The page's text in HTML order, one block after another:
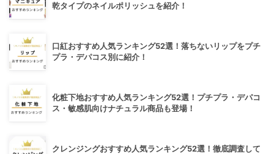
乾タイプのネイルポリッシュを紹介！
口紅おすすめ人気ランキング52選！落ちないリップをプチ
プラ・デパコス別に紹介！
化粧下地おすすめ人気ランキング52選！プチプラ・デパコ
ス・敏感肌向けナチュラル商品も登場！
クレンジングおすすめ人気ランキング52選！徹底調査して